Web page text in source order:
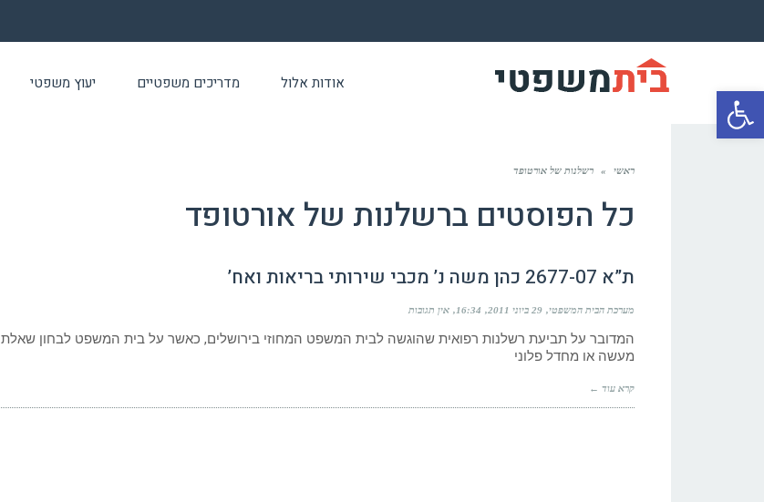
פתח סרגל נגישות אודות אלול מדריכים משפטיים יעוץ משפטי
ראשי » רשלנות של אורטופד
כל הפוסטים ברשלנות של אורטופד
ת”א 2677-07 כהן משה נ’ מכבי שירותי בריאות ואח’
מערכת הבית המשפטי 29 ביוני 2011 16:34 אין תגובות
המדובר על תביעת רשלנות רפואית שהוגשה לבית המשפט המחוזי בירושלים, כאשר על בית המשפט לבחון שאלת
מעשה או מחדל פלוני
קרא עוד ←